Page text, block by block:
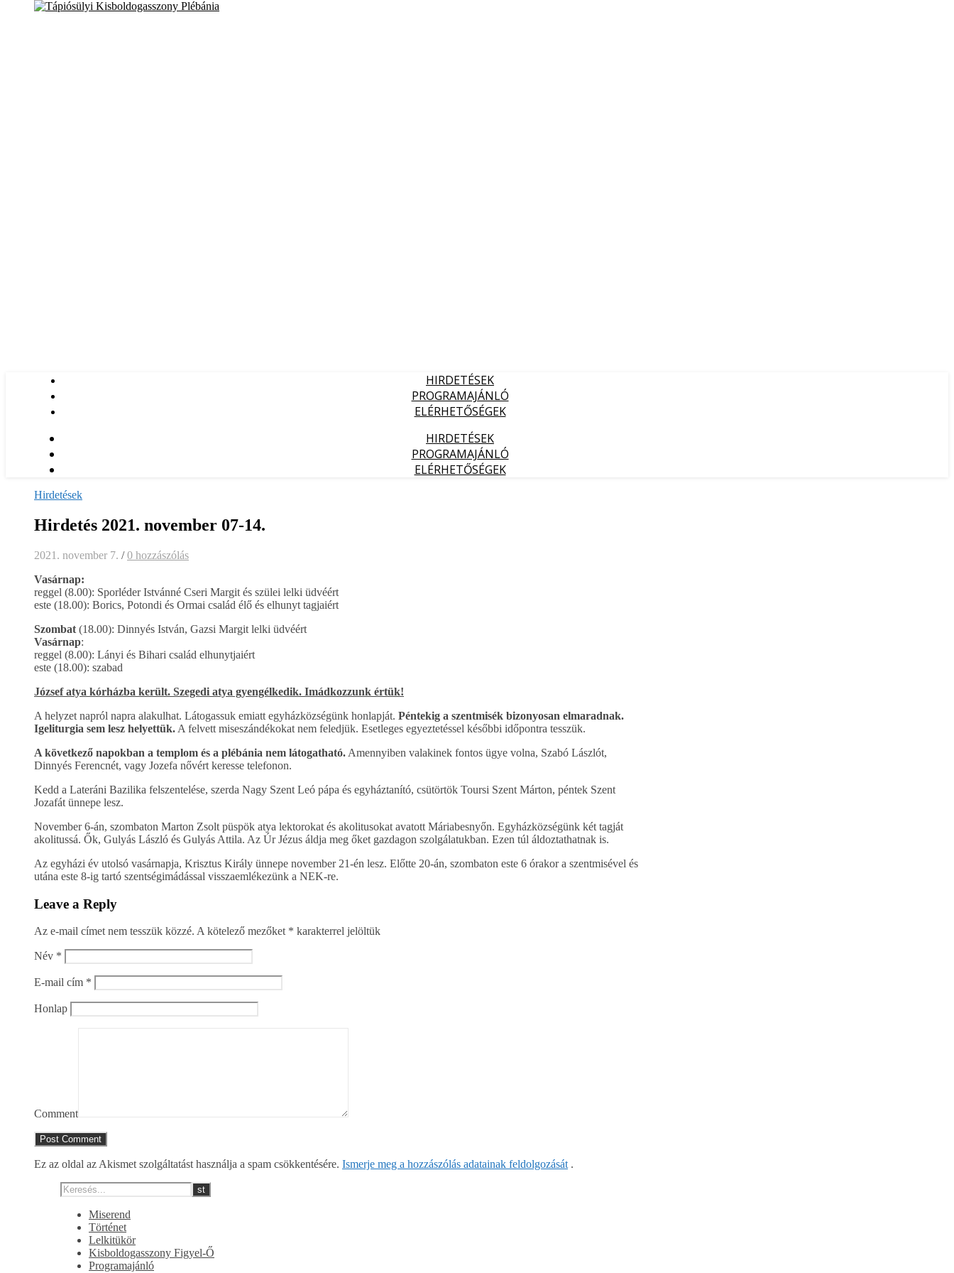
HIRDETÉSEK
PROGRAMAJÁNLÓ
ELÉRHETŐSÉGEK
HIRDETÉSEK
PROGRAMAJÁNLÓ
ELÉRHETŐSÉGEK
Hirdetések
Hirdetés 2021. november 07-14.
2021. november 7. / 0 hozzászólás
Vasárnap:
reggel (8.00): Sporléder Istvánné Cseri Margit és szülei lelki üdvéért
este (18.00): Borics, Potondi és Ormai család élő és elhunyt tagjaiért
Szombat (18.00): Dinnyés István, Gazsi Margit lelki üdvéért
Vasárnap:
reggel (8.00): Lányi és Bihari család elhunytjaiért
este (18.00): szabad
József atya kórházba került. Szegedi atya gyengélkedik. Imádkozzunk értük!
A helyzet napról napra alakulhat. Látogassuk emiatt egyházközségünk honlapját. Péntekig a szentmisék bizonyosan elmaradnak.
Igeliturgia sem lesz helyettük. A felvett miseszándékokat nem feledjük. Esetleges egyeztetéssel későbbi időpontra tesszük.
A következő napokban a templom és a plébánia nem látogatható. Amennyiben valakinek fontos ügye volna, Szabó Lászlót,
Dinnyés Ferencnét, vagy Jozefa nővért keresse telefonon.
Kedd a Lateráni Bazilika felszentelése, szerda Nagy Szent Leó pápa és egyháztanító, csütörtök Toursi Szent Márton, péntek Szent
Jozafát ünnepe lesz.
November 6-án, szombaton Marton Zsolt püspök atya lektorokat és akolitusokat avatott Máriabesnyőn. Egyházközségünk két tagját
akolitussá. Ők, Gulyás László és Gulyás Attila. Az Úr Jézus áldja meg őket gazdagon szolgálatukban. Ezen túl áldoztathatnak is.
Az egyházi év utolsó vasárnapja, Krisztus Király ünnepe november 21-én lesz. Előtte 20-án, szombaton este 6 órakor a szentmisével és
utána este 8-ig tartó szentségimádással visszaemlékezünk a NEK-re.
Leave a Reply
Az e-mail címet nem tesszük közzé. A kötelező mezőket * karakterrel jelöltük
Név *
E-mail cím *
Honlap
Comment
Ez az oldal az Akismet szolgáltatást használja a spam csökkentésére. Ismerje meg a hozzászólás adatainak feldolgozását .
Miserend
Történet
Lelkitükör
Kisboldogasszony Figyel-Ő
Programajánló